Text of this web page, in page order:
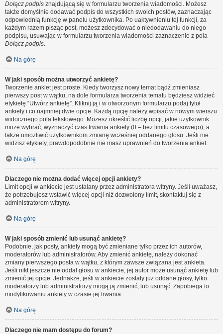
Dołącz podpis znajdującą się w formularzu tworzenia wiadomości. Możesz
także domyślnie dodawać podpis do wszystkich swoich postów, zaznaczając
odpowiednią funkcję w panelu użytkownika. Po uaktywnieniu tej funkcji, za
każdym razem pisząc post, możesz zdecydować o niedodawaniu do niego
podpisu, usuwając w formularzu tworzenia wiadomości zaznaczenie z pola
Dołącz podpis.
Na górę
W jaki sposób można utworzyć ankietę?
Tworzenie ankiet jest proste. Kiedy tworzysz nowy temat bądź zmieniasz
pierwszy post w wątku, na dole formularza tworzenia tematu będziesz widzieć
etykietę “Utwórz ankietę”. Kliknij ją i w otworzonym formularzu podaj tytuł
ankiety i co najmniej dwie opcje. Każdą opcję należy wpisać w nowym wierszu
widocznego pola tekstowego. Możesz określić liczbę opcji, jakie użytkownik
może wybrać, wyznaczyć czas trwania ankiety (0 – bez limitu czasowego), a
także umożliwić użytkownikom zmianę wcześniej oddanego głosu. Jeśli nie
widzisz etykiety, prawdopodobnie nie masz uprawnień do tworzenia ankiet.
Na górę
Dlaczego nie można dodać więcej opcji ankiety?
Limit opcji w ankiecie jest ustalany przez administratora witryny. Jeśli uważasz,
że potrzebujesz wstawić więcej opcji niż dozwolony limit, skontaktuj się z
administratorem witryny.
Na górę
W jaki sposób zmienić lub usunąć ankietę?
Podobnie, jak posty, ankiety mogą być zmieniane tylko przez ich autorów,
moderatorów lub administratorów. Aby zmienić ankietę, należy dokonać
zmiany pierwszego posta w wątku, z którym zawsze związana jest ankieta.
Jeśli nikt jeszcze nie oddał głosu w ankiecie, jej autor może usunąć ankietę lub
zmienić jej opcje. Jednakże, jeśli w ankiecie zostały już oddane głosy, tylko
moderatorzy lub administratorzy mogą ją zmienić, lub usunąć. Zapobiega to
modyfikowaniu ankiety w czasie jej trwania.
Na górę
Dlaczego nie mam dostępu do forum?